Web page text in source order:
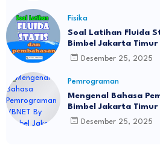
Fisika
Soal Latihan Fluida
Bimbel Jakarta Timur
Desember 25, 2025
Pemrograman
Mengenal Bahasa
Bimbel Jakarta Timur
Desember 25, 2025